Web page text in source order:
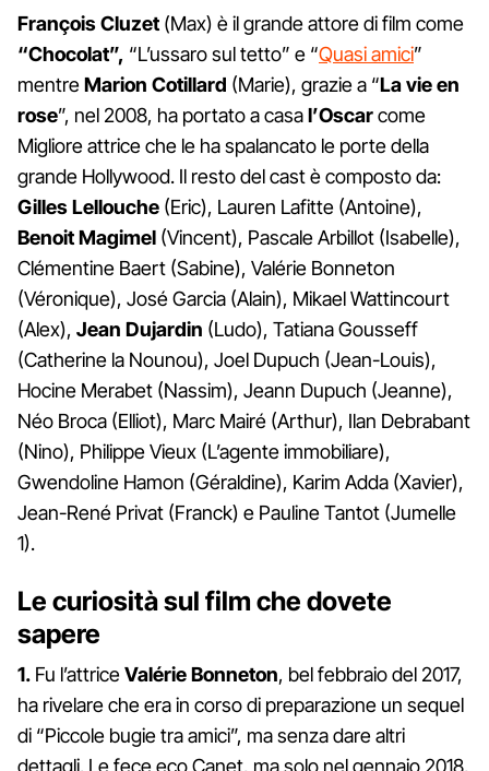
François Cluzet (Max) è il grande attore di film come
“Chocolat”, “L’ussaro sul tetto” e “Quasi amici”
mentreMarion Cotillard (Marie), grazie a “La vie en
rose”, nel 2008, ha portato a casal’Oscarcome
Migliore attrice che le ha spalancato le porte della
grande Hollywood. Il resto del cast è composto da:
Gilles Lellouche (Eric), Lauren Lafitte (Antoine),
Benoit Magimel (Vincent), Pascale Arbillot (Isabelle),
Clémentine Baert (Sabine), Valérie Bonneton
(Véronique), José Garcia (Alain), Mikael Wattincourt
(Alex), Jean Dujardin (Ludo), Tatiana Gousseff
(Catherine la Nounou), Joel Dupuch (Jean-Louis),
Hocine Merabet (Nassim), Jeann Dupuch (Jeanne),
Néo Broca (Elliot), Marc Mairé (Arthur), Ilan Debrabant
(Nino), Philippe Vieux (L’agente immobiliare),
Gwendoline Hamon (Géraldine), Karim Adda (Xavier),
Jean-René Privat (Franck) e Pauline Tantot (Jumelle
1).
Le curiosità sul film che dovete
sapere
1. Fu l’attriceValérie Bonneton, bel febbraio del 2017,
ha rivelare che era in corso di preparazione un sequel
di “Piccole bugie tra amici”, ma senza dare altri
dettagli. Le fece eco Canet, ma solo nel gennaio 2018,